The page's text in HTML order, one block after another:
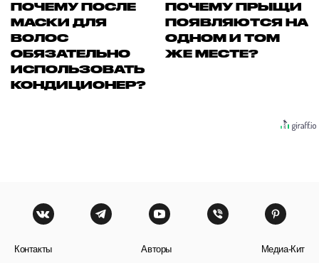
ПОЧЕМУ ПОСЛЕ
МАСКИ ДЛЯ
ВОЛОС
ОБЯЗАТЕЛЬНО
ИСПОЛЬЗОВАТЬ
КОНДИЦИОНЕР?
ПОЧЕМУ ПРЫЩИ
ПОЯВЛЯЮТСЯ НА
ОДНОМ И ТОМ
ЖЕ МЕСТЕ?
Контакты Авторы Медиа-Кит